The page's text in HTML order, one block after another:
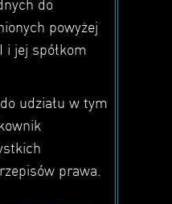
powyżej
jej spółkom
udziału w tym
prawa.